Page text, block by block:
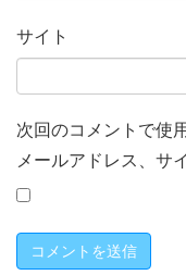
サイト
次回のコメントで使
メールアドレス、サ